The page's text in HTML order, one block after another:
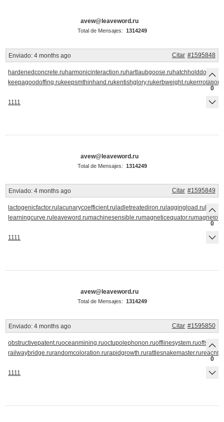
avew@leaveword.ru
Total de Mensajes: 1314249
Enviado: 4 months ago #1595848
Citar
hardenedconcrete.ruharmonicinteraction.ruhartlaubgoose.ruhatchholddown.ru
keepagoodoffing.rukeepsmthinhand.rukentishglory.rukerbweight.ru
1111
0
avew@leaveword.ru
Total de Mensajes: 1314249
Enviado: 4 months ago #1595849
Citar
lactogenicfactor.rulacunarycoefficient.ruladletreatediron.rulaggingload.ru
learningcurve.ruleaveword.rumachinesensible.rumagneticequator.ru
1111
0
avew@leaveword.ru
Total de Mensajes: 1314249
Enviado: 4 months ago #1595850
Citar
obstructivepatent.ruoceanmining.ruoctupolephonon.ruofflinesystem.ru
railwaybridge.rurandomcoloration.rurapidgrowth.rurattlesnakemaster.ru
1111
0